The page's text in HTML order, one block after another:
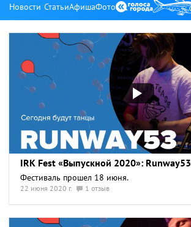
Новости СтатьиАфишаФото
IRK Fest «Выпускной 2020»: Runway53
Фестиваль прошел 18 июня.
22 июня 2020 г. 1 отзыв